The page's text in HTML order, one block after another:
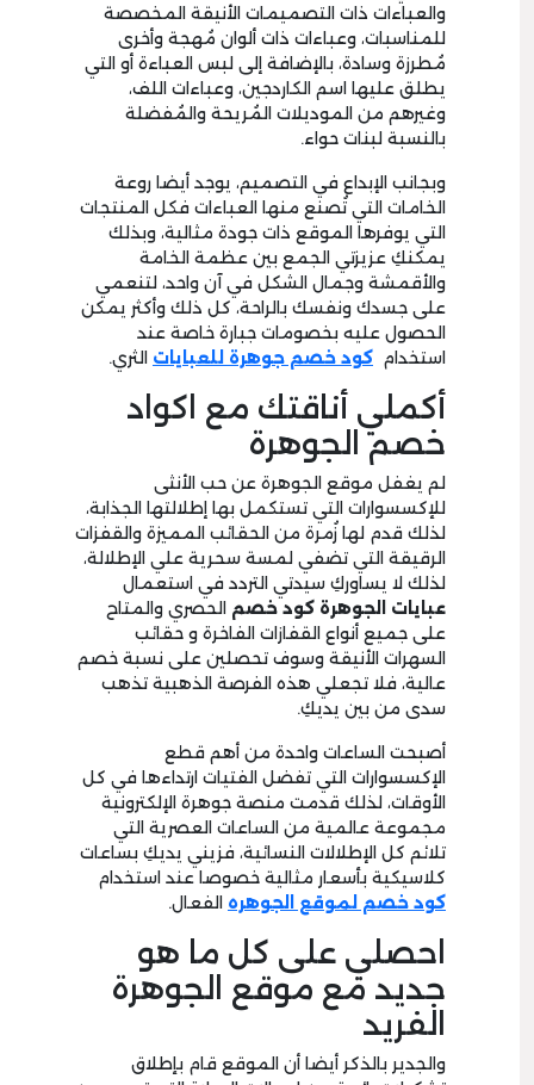
والعباءات ذات التصميمات الأنيقة المخصصة
للمناسبات، وعباءات ذات ألوان مُهجة وأخرى
مُطرزة وسادة، بالإضافة إلى لبس العباءة أو التي
يطلق عليها اسم الكاردجين، وعباءات اللف،
وغيرهم من الموديلات المُريحة والمُفضلة
بالنسبة لبنات حواء.
وبجانب الإبداع في التصميم، يوجد أيضا روعة
الخامات التي تُصنع منها العباءات فكل المنتجات
التي يوفرها الموقع ذات جودة مثالية، وبذلك
يمكنكِ عزيزتي الجمع بين عظمة الخامة
والأقمشة وجمال الشكل في آن واحد، لتنعمي
على جسدك ونفسك بالراحة، كل ذلك وأكثر يمكن
الحصول عليه بخصومات جبارة خاصة عند
استخدام كود خصم جوهرة للعبايات الثري.
أكملي أناقتك مع اكواد
خصم الجوهرة
لم يغفل موقع الجوهرة عن حب الأنثى
للإكسسوارات التي تستكمل بها إطلالتها الجذابة،
لذلك قدم لها زُمرة من الحقائب المميزة والقفزات
الرقيقة التي تضفي لمسة سحرية علي الإطلالة،
لذلك لا يساوركِ سيدتي التردد في استعمال
عبايات الجوهرة كود خصم الحصري والمتاح
على جميع أنواع القفازات الفاخرة و حقائب
السهرات الأنيقة وسوف تحصلين على نسبة خصم
عالية، فلا تجعلي هذه الفرصة الذهبية تذهب
سدى من بين يديكِ.
أصبحت الساعات واحدة من أهم قطع
الإكسسوارات التي تفضل الفتيات ارتداءها في كل
الأوقات، لذلك قدمت منصة جوهرة الإلكترونية
مجموعة عالمية من الساعات العصرية التي
تلائم كل الإطلالات النسائية، فزيني يديكِ بساعات
كلاسيكية بأسعار مثالية خصوصا عند استخدام
كود خصم لموقع الجوهره الفعال.
احصلي على كل ما هو
جديد مع موقع الجوهرة
الفريد
والجدير بالذكر أيضا أن الموقع قام بإطلاق